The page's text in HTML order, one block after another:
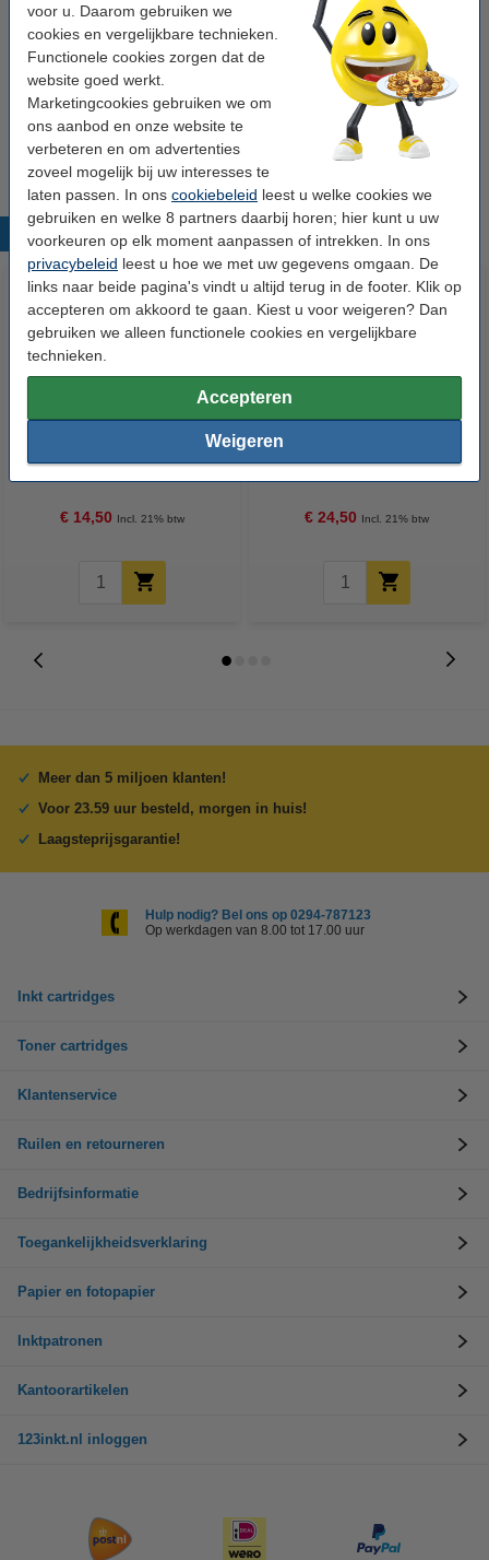
voor u. Daarom gebruiken we
cookies en vergelijkbare technieken.
Functionele cookies zorgen dat de
website goed werkt.
Marketingcookies gebruiken we om
ons aanbod en onze website te
verbeteren en om advertenties
zoveel mogelijk bij uw interesses te
laten passen. In ons cookiebeleid leest u welke cookies we
gebruiken en welke 8 partners daarbij horen; hier kunt u uw
voorkeuren op elk moment aanpassen of intrekken. In ons
privacybeleid leest u hoe we met uw gegevens omgaan. De
links naar beide pagina's vindt u altijd terug in de footer. Klik op
accepteren om akkoord te gaan. Kiest u voor weigeren? Dan
gebruiken we alleen functionele cookies en vergelijkbare
technieken.
Accepteren
Weigeren
Lexmark Nr.33 (18CX033E) inktcartridge kleur
(123inkt huismerk)
€ 16,50
Tip
Wij adviseren u om deze cartridge i.p.v. de originele cartridge te
nemen.
Populaire producten
Lexmark Nr.31 (18C0031E)
inktcartridge foto (123inkt
€ 14,50 Incl. 21% btw
inktcartridge kleur hoge
€ 24,50 Incl. 21% btw
Meer dan 5 miljoen klanten!
Voor 23.59 uur besteld, morgen in huis!
Laagsteprijsgarantie!
Hulp nodig? Bel ons op 0294-787123
Op werkdagen van 8.00 tot 17.00 uur
Inkt cartridges
Toner cartridges
Klantenservice
Ruilen en retourneren
Bedrijfsinformatie
Toegankelijkheidsverklaring
Papier en fotopapier
Inktpatronen
Kantoorartikelen
123inkt.nl inloggen